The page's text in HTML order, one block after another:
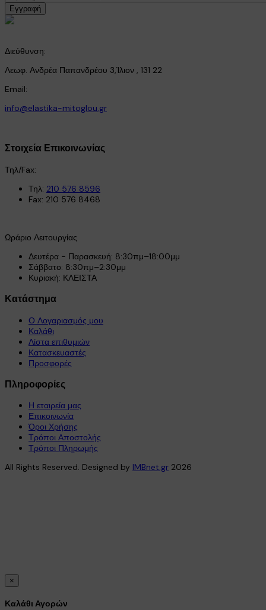
Εγγραφή
Διεύθυνση:
Λεωφ. Ανδρέα Παπανδρέου 3,Ίλιον , 131 22
Email:
info@elastika-mitoglou.gr
Στοιχεία Επικοινωνίας
Τηλ/Fax:
Τηλ: 210 576 8596
Fax: 210 576 8468
Ωράριο Λειτουργίας
Δευτέρα - Παρασκευή: 8:30πμ–18:00μμ
Σάββατο: 8:30πμ–2:30μμ
Κυριακή: ΚΛΕΙΣΤΑ
Κατάστημα
Ο Λογαριασμός μου
Καλάθι
Λίστα επιθυμιών
Κατασκευαστές
Προσφορές
Πληροφορίες
Η εταιρεία μας
Επικοινωνία
Όροι Χρήσης
Τρόποι Αποστολής
Τρόποι Πληρωμής
All Rights Reserved. Designed by IMBnet.gr 2026
×
Καλάθι Αγορών